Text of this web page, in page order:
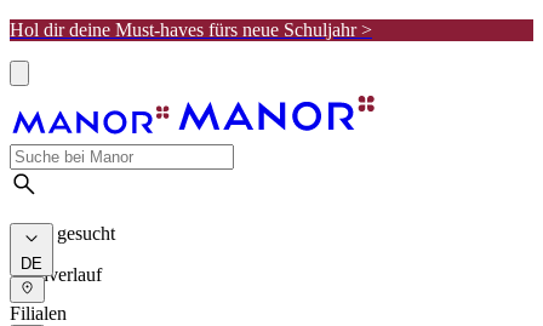
Hol dir deine Must-haves fürs neue Schuljahr >
Meist gesucht
Suchverlauf
DE
Filialen